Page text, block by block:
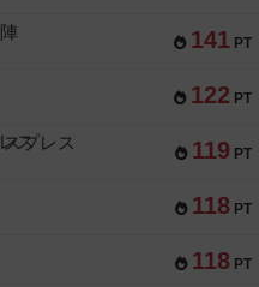
141 PT
122 PT
119 PT
プレス
118 PT
118 PT